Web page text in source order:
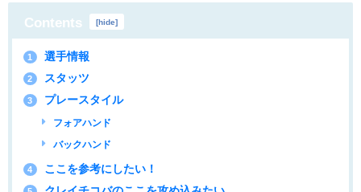
Contents [hide]
1 選手情報
2 スタッツ
3 プレースタイル
フォアハンド
バックハンド
4 ここを参考にしたい！